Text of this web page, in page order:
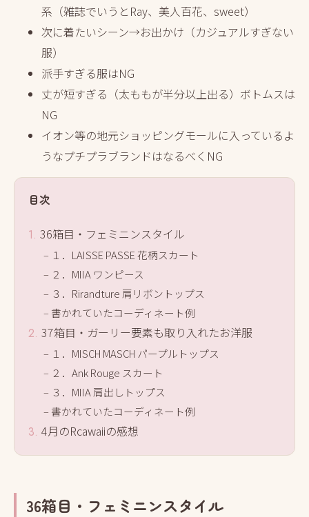
系（雑誌でいうとRay、美人百花、sweet）
次に着たいシーン→お出かけ（カジュアルすぎない
服）
派手すぎる服はNG
丈が短すぎる（太ももが半分以上出る）ボトムスは
NG
イオン等の地元ショッピングモールに入っているよ
うなプチプラブランドはなるべくNG
目次
36箱目・フェミニンスタイル
１．LAISSE PASSE 花柄スカート
２．MIIA ワンピース
３．Rirandture 肩リボントップス
書かれていたコーディネート例
37箱目・ガーリー要素も取り入れたお洋服
１．MISCH MASCH パープルトップス
２．Ank Rouge スカート
３．MIIA 肩出しトップス
書かれていたコーディネート例
4月のRcawaiiの感想
36箱目・フェミニンスタイル